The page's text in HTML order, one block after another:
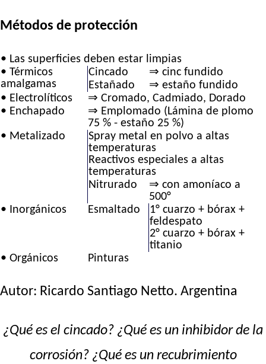
Métodos de protección
• Las superficies deben estar limpias
• Térmicos
amalgamas
Cincado
⇒ cinc fundido
Estañado
⇒ estaño fundido
• Electrolíticos
⇒ Cromado, Cadmiado, Dorado
• Enchapado
⇒ Emplomado (Lámina de plomo
75 % - estaño 25 %)
• Metalizado
Spray metal en polvo a altas
temperaturas
Reactivos especiales a altas
temperaturas
Nitrurado
⇒ con amoníaco a
500°
• Inorgánicos
Esmaltado
1° cuarzo + bórax +
feldespato
2° cuarzo + bórax +
titanio
• Orgánicos
Pinturas
Autor: Ricardo Santiago Netto. Argentina
¿Qué es el cincado? ¿Qué es un inhibidor de la
corrosión? ¿Qué es un recubrimiento